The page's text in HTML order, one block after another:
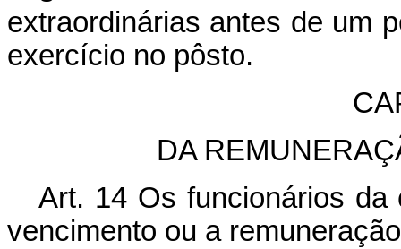
extraordinárias antes de um
exercício no pôsto.
DA
Art. 14 Os funcionários da
vencimento ou a